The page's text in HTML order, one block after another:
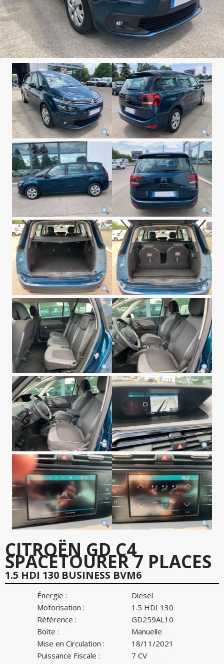
CITROËN GD C4
SPACETOURER 7 PLACES
1.5 HDI 130 BUSINESS BVM6
Énergie :
Diesel
Motorisation :
1.5 HDI 130
Référence :
GD259AL10
Boite :
Manuelle
Mise en Circulation :
18/11/2021
Puissance Fiscale :
7 CV